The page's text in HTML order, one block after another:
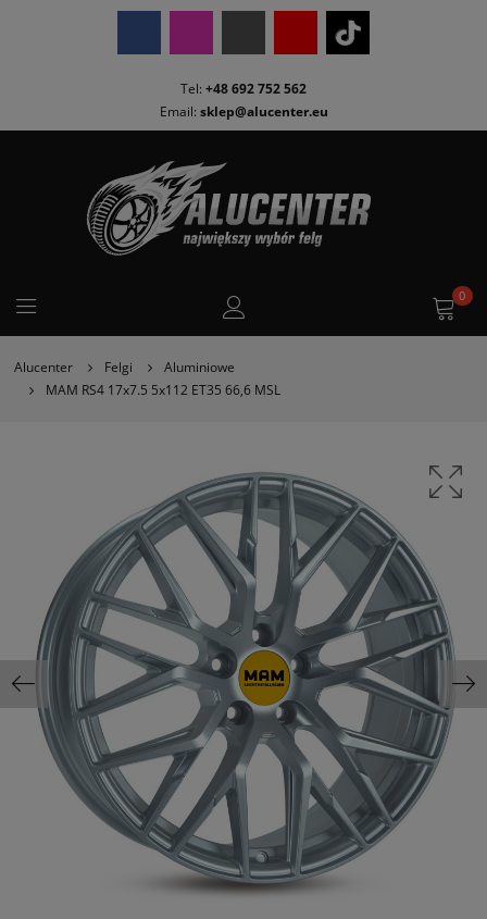
Tel: +48 692 752 562
Email: sklep@alucenter.eu
0
Alucenter Felgi
Aluminiowe
MAM RS4 17x7.5 5x112 ET35 66,6 MSL